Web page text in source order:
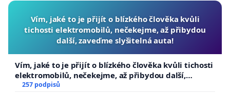
Vím, jaké to je přijít o blízkého člověka kvůli
tichosti elektromobilů, nečekejme, až přibydou
další, zaveďme slyšitelná auta!
Vím, jaké to je přijít o blízkého člověka kvůli tichosti
elektromobilů, nečekejme, až přibydou další,
zaveďme slyšitelná auta!
257 podpisů